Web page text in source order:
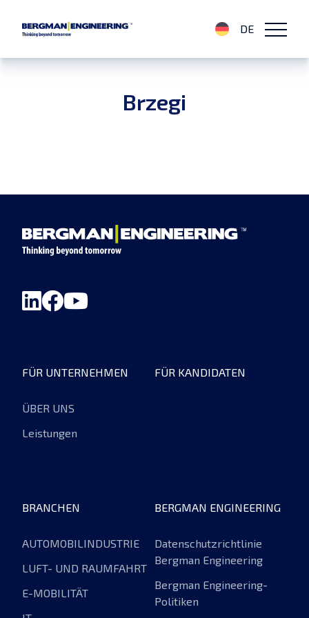
DE
Brzegi
FÜR UNTERNEHMEN
ÜBER UNS
Leistungen
FÜR KANDIDATEN
BRANCHEN
AUTOMOBILINDUSTRIE
LUFT- UND RAUMFAHRT
E-MOBILITÄT
BERGMAN ENGINEERING
Datenschutzrichtlinie
Bergman Engineering
Bergman Engineering-
Politiken